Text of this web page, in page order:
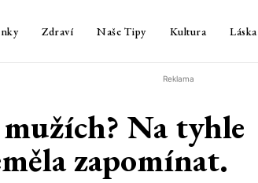
Zdraví Naše Tipy Kultura Láska
Reklama
Na tyhle
zapomínat.